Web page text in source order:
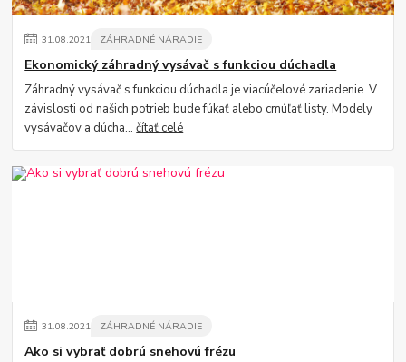
31.08.2021 ZÁHRADNÉ NÁRADIE
Ekonomický záhradný vysávač s funkciou dúchadla
Záhradný vysávač s funkciou dúchadla je viacúčelové zariadenie. V
závislosti od našich potrieb bude fúkať alebo cmúľať listy. Modely
vysávačov a dúcha...čítať celé
31.08.2021 ZÁHRADNÉ NÁRADIE
Ako si vybrať dobrú snehovú frézu